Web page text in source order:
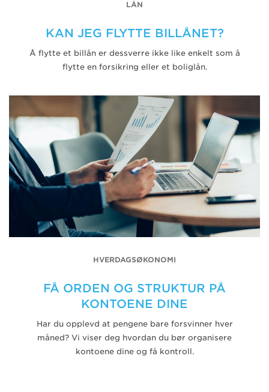
LÅN
KAN JEG FLYTTE BILLÅNET?
Å flytte et billån er dessverre ikke like enkelt som å
flytte en forsikring eller et boliglån.
HVERDAGSØKONOMI
FÅ ORDEN OG STRUKTUR PÅ
KONTOENE DINE
Har du opplevd at pengene bare forsvinner hver
måned? Vi viser deg hvordan du bør organisere
kontoene dine og få kontroll.